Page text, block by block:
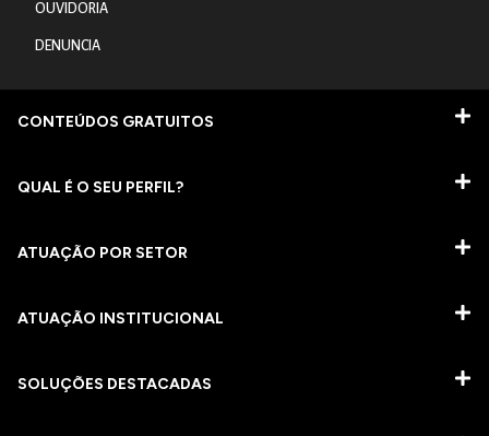
OUVIDORIA
DENUNCIA
CONTEÚDOS GRATUITOS
QUAL É O SEU PERFIL?
ATUAÇÃO POR SETOR
ATUAÇÃO INSTITUCIONAL
SOLUÇÕES DESTACADAS